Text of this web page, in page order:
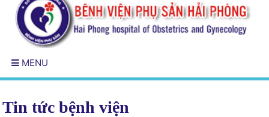
MENU
Tin tức bệnh viện